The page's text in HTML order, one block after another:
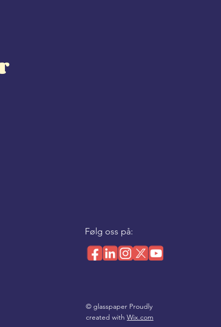
Følg oss på:
© glasspaper Proudly
created withWix.com